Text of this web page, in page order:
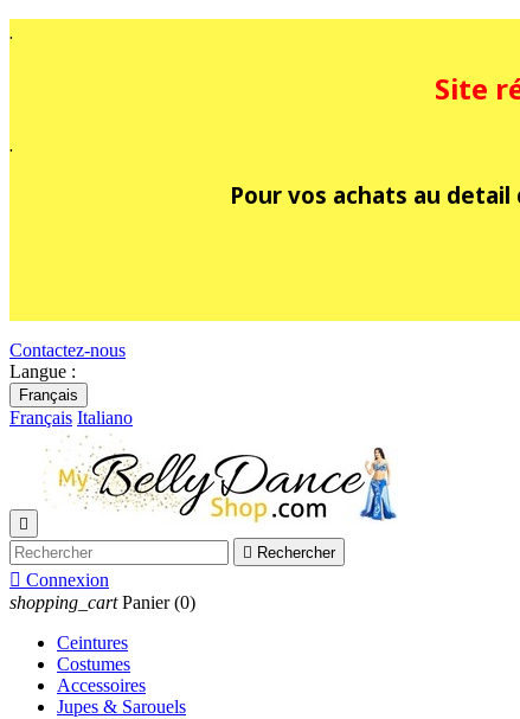
.
Site
.
Pour vos achats au
Contactez-nous
Langue :
Français
Français Italiano

 Rechercher
 Connexion
shopping_cart Panier (0)
Ceintures
Costumes
Accessoires
Jupes & Sarouels